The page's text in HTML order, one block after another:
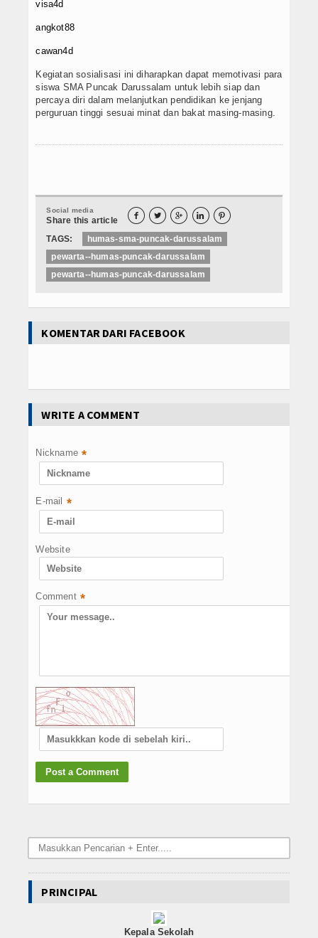
visa4d
angkot88
cawan4d
Kegiatan sosialisasi ini diharapkan dapat memotivasi para
siswa SMA Puncak Darussalam untuk lebih siap dan
percaya diri dalam melanjutkan pendidikan ke jenjang
perguruan tinggi sesuai minat dan bakat masing-masing.
Social media
Share this article     
TAGS:
humas-sma-puncak-darussalam
pewarta--humas-puncak-darussalam
pewarta--humas-puncak-darussalam
KOMENTAR DARI FACEBOOK
WRITE A COMMENT
Nickname *
E-mail *
Website
Comment *
PRINCIPAL
Kepala Sekolah